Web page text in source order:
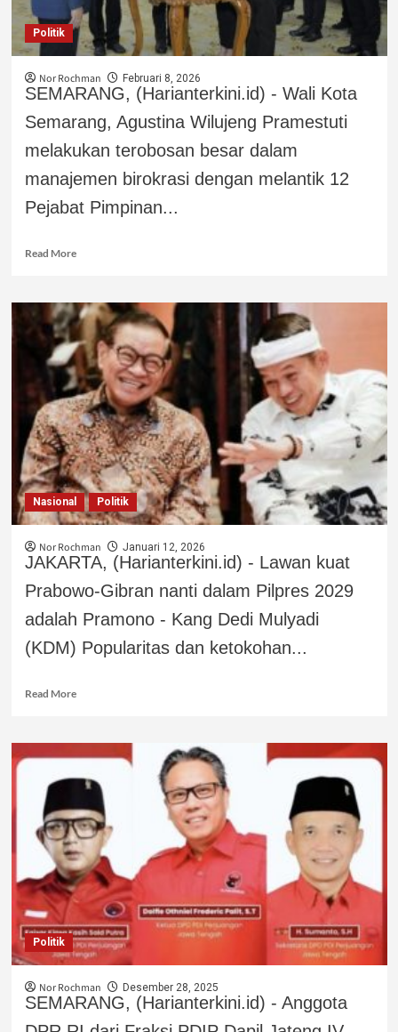
Politik
Nor Rochman Februari 8, 2026
SEMARANG, (Harianterkini.id) - Wali Kota
Semarang, Agustina Wilujeng Pramestuti
melakukan terobosan besar dalam
manajemen birokrasi dengan melantik 12
Pejabat Pimpinan...
Read More
Nasional Politik
Nor Rochman Januari 12, 2026
JAKARTA, (Harianterkini.id) - Lawan kuat
Prabowo-Gibran nanti dalam Pilpres 2029
adalah Pramono - Kang Dedi Mulyadi
(KDM) Popularitas dan ketokohan...
Read More
Politik
Nor Rochman Desember 28, 2025
SEMARANG, (Harianterkini.id) - Anggota